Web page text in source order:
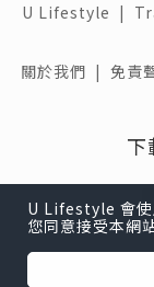
U Lifestyle |
關於我們 | 免責
U Lifestyle 會使
您同意接受本網